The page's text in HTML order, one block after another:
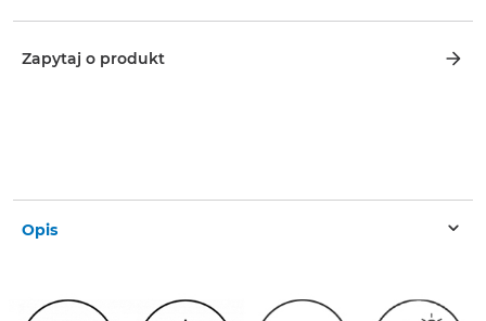
Zapytaj o produkt
Opis